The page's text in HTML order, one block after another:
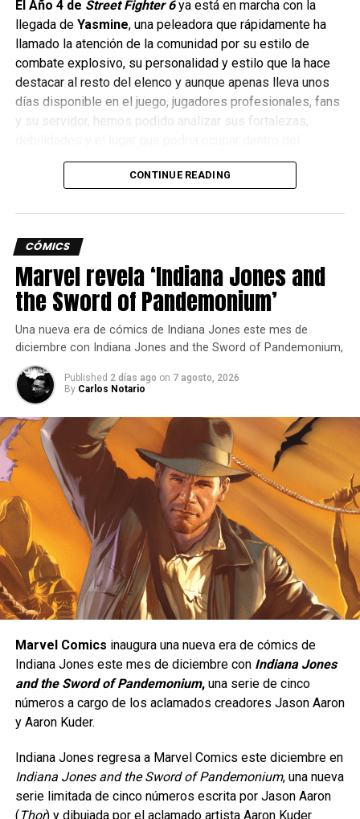
El Año 4 de Street Fighter 6ya está en marcha con la
llegada de Yasmine, una peleadora que rápidamente ha
llamado la atención de la comunidad por su estilo de
combate explosivo, su personalidad y estilo que la hace
destacar al resto del elenco y aunque apenas lleva unos
días disponible en el juego, jugadores profesionales, fans
y su servidor, hemos podido analizar sus fortalezas,
competitivo y aquí les cuento el cómo se siente esta
Una peleadora de presión constante.
Yasmine está diseñada para quienes disfrutan de un
estilo de juego ofensivo;se trata de un personaje de
tiporushdown, cuyo objetivo es mantenerse cerca del
rival para presionarlo de manera constante y obligarlo a
cometer errores. Su estilo de combate está inspirado en
elEskrima, un arte marcial filipino, e incorpora el uso de
unkarambit, además de una gran movilidad, ataques
rápidos y múltiples opciones para extender combos.
CONTINUE READING
CÓMICS
Marvel revela ‘Indiana Jones and
the Sword of Pandemonium’
Una nueva era de cómics de Indiana Jones este mes de
diciembre con Indiana Jones and the Sword of Pandemonium,
Published 2 días ago on 7 agosto, 2026
By Carlos Notario
Marvel Comics inaugura una nueva era de cómics de
Indiana Jones este mes de diciembre con Indiana Jones
and the Sword of Pandemonium,una serie de cinco
números a cargo de los aclamados creadores Jason Aaron
y Aaron Kuder.
Indiana Jones regresa a Marvel Comics este diciembre en
Indiana Jones and the Sword of Pandemonium, una nueva
serie limitada de cinco números escrita por Jason Aaron
( Thor) y dibujada por el aclamado artista Aaron Kuder